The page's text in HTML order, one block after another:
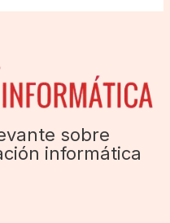
sobre
informática